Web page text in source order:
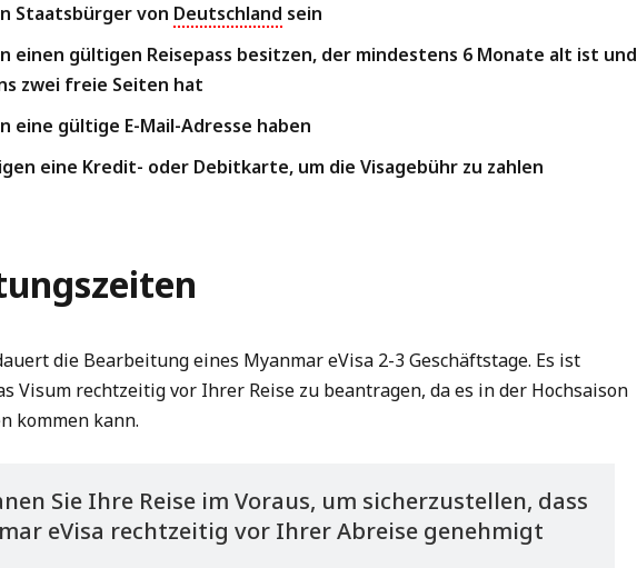
Staatsbürger von Deutschland sein
einen gültigen Reisepass besitzen, der mindestens 6 Monate alt ist und
zwei freie Seiten hat
eine gültige E-Mail-Adresse haben
eine Kredit- oder Debitkarte, um die Visagebühr zu zahlen
die Bearbeitung eines Myanmar eVisa 2-3 Geschäftstage. Es ist
Visum rechtzeitig vor Ihrer Reise zu beantragen, da es in der Hochsaison
kommen kann.
Sie Ihre Reise im Voraus, um sicherzustellen, dass
eVisa rechtzeitig vor Ihrer Abreise genehmigt